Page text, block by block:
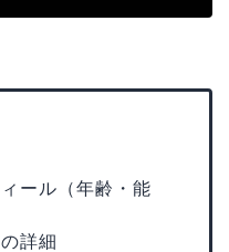
ール（年齢・能
詳細